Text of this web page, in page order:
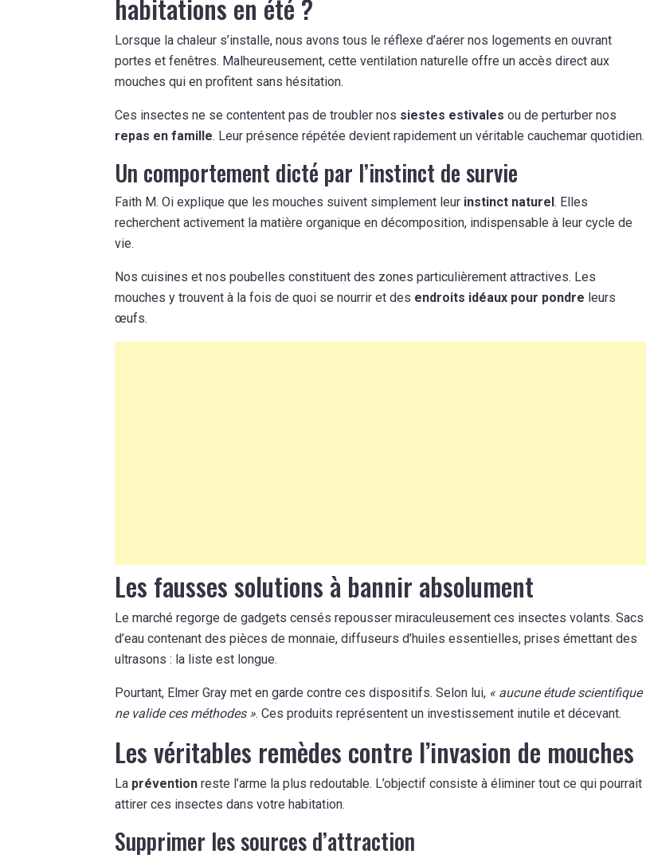
habitations en été ?
Lorsque la chaleur s’installe, nous avons tous le réflexe d’aérer nos logements en ouvrant
portes et fenêtres. Malheureusement, cette ventilation naturelle offre un accès direct aux
mouches qui en profitent sans hésitation.
Ces insectes ne se contentent pas de troubler nos siestes estivales ou de perturber nos
repas en famille. Leur présence répétée devient rapidement un véritable cauchemar quotidien.
Un comportement dicté par l’instinct de survie
Faith M. Oi explique que les mouches suivent simplement leur instinct naturel . Elles
recherchent activement la matière organique en décomposition, indispensable à leur cycle de
vie.
Nos cuisines et nos poubelles constituent des zones particulièrement attractives. Les
mouches y trouvent à la fois de quoi se nourrir et des endroits idéaux pour pondre leurs
œufs.
Les fausses solutions à bannir absolument
Le marché regorge de gadgets censés repousser miraculeusement ces insectes volants. Sacs
d’eau contenant des pièces de monnaie, diffuseurs d’huiles essentielles, prises émettant des
ultrasons : la liste est longue.
Pourtant, Elmer Gray met en garde contre ces dispositifs. Selon lui, « aucune étude scientifique
ne valide ces méthodes ». Ces produits représentent un investissement inutile et décevant.
Les véritables remèdes contre l’invasion de mouches
La prévention reste l’arme la plus redoutable. L’objectif consiste à éliminer tout ce qui pourrait
attirer ces insectes dans votre habitation.
Supprimer les sources d’attraction